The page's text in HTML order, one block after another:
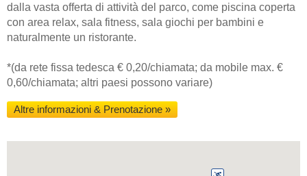
dalla vasta offerta di attività del parco, come piscina coperta
con area relax, sala fitness, sala giochi per bambini e
naturalmente un ristorante.
*(da rete fissa tedesca € 0,20/chiamata; da mobile max. €
0,60/chiamata; altri paesi possono variare)
Altre informazioni & Prenotazione »